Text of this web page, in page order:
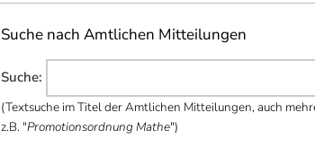
Suche nach Amtlichen Mitteilungen
Suche:
(Textsuche im Titel der Amtlichen Mitteilungen, auch
z.B. "Promotionsordnung Mathe")